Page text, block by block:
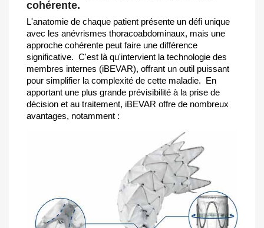
cohérente.
L'anatomie de chaque patient présente un défi unique
avec les anévrismes thoracoabdominaux, mais une
approche cohérente peut faire une différence
significative. C'est là qu'intervient la technologie des
membres internes (iBEVAR), offrant un outil puissant
pour simplifier la complexité de cette maladie. En
apportant une plus grande prévisibilité à la prise de
décision et au traitement, iBEVAR offre de nombreux
avantages, notamment :